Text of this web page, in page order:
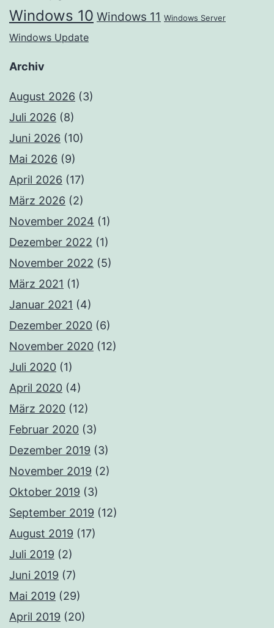
Windows 10 Windows 11 Windows Server
Windows Update
Archiv
August 2026 (3)
Juli 2026 (8)
Juni 2026 (10)
Mai 2026 (9)
April 2026 (17)
März 2026 (2)
November 2024 (1)
Dezember 2022 (1)
November 2022 (5)
März 2021 (1)
Januar 2021 (4)
Dezember 2020 (6)
November 2020 (12)
Juli 2020 (1)
April 2020 (4)
März 2020 (12)
Februar 2020 (3)
Dezember 2019 (3)
November 2019 (2)
Oktober 2019 (3)
September 2019 (12)
August 2019 (17)
Juli 2019 (2)
Juni 2019 (7)
Mai 2019 (29)
April 2019 (20)